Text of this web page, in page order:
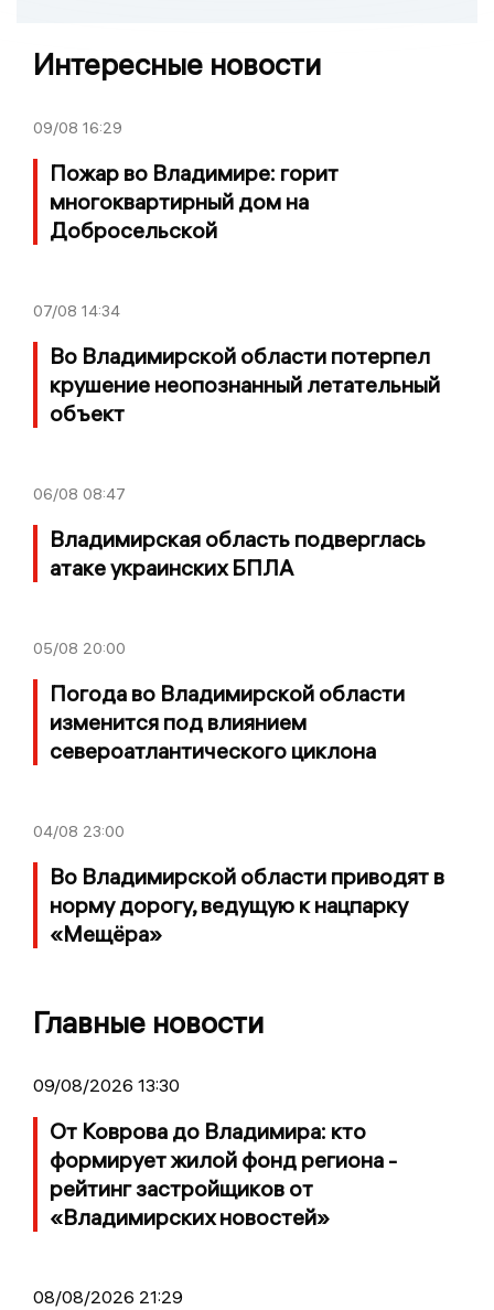
Интересные новости
09/08 16:29
Пожар во Владимире: горит
многоквартирный дом на
Добросельской
07/08 14:34
Во Владимирской области потерпел
крушение неопознанный летательный
объект
06/08 08:47
Владимирская область подверглась
атаке украинских БПЛА
05/08 20:00
Погода во Владимирской области
изменится под влиянием
североатлантического циклона
04/08 23:00
Во Владимирской области приводят в
норму дорогу, ведущую к нацпарку
«Мещёра»
Главные новости
09/08/2026 13:30
От Коврова до Владимира: кто
формирует жилой фонд региона -
рейтинг застройщиков от
«Владимирских новостей»
08/08/2026 21:29